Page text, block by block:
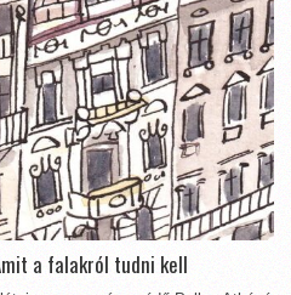
a falakról tudni kell